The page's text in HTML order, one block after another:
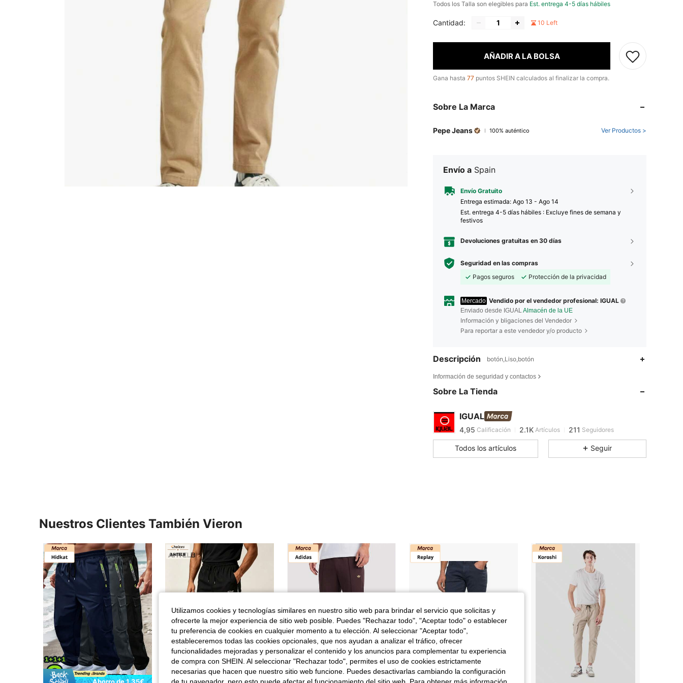
Todos los Talla son elegibles para Est. entrega 4-5 días hábiles
Cantidad: 10 Left
AÑADIR A LA BOLSA
Gana hasta 77 puntos SHEIN calculados al finalizar la compra.
Sobre La Marca
Pepe Jeans 100% auténtico Ver Productos >
Envío a Spain
Envío Gratuito
Entrega estimada: Ago 13 - Ago 14
Est. entrega 4-5 días hábiles : Excluye fines de semana y
festivos
Devoluciones gratuitas en 30 días
Seguridad en las compras
Pagos seguros
Protección de la privacidad
Mercado Vendido por el vendedor profesional: IGUAL
Enviado desde IGUALAlmacén de la UE
Información y bligaciones del Vendedor
Para reportar a este vendedor y/o producto
Descripción botón,Liso,botón
Información de seguridad y contactos
Sobre La Tienda
IGUAL
4,95
4,95 Calificación 2.1K Artículos 211 Seguidores
4,95
4,95
2.1K
211
Todos los artículos Seguir
Nuestros Clientes También Vieron
Utilizamos cookies y tecnologías similares en nuestro sitio web para brindar el servicio que solicitas y
ofrecerte la mejor experiencia de sitio web posible. Puedes "Rechazar todo", "Aceptar todo" o establecer
tu preferencia de cookies en cualquier momento a tu elección. Al seleccionar "Aceptar todo",
estableceremos todas las cookies opcionales, que nos ayudan a analizar el tráfico, ofrecer
funcionalidades mejoradas y personalizar el contenido y los anuncios para complementar tu experiencia
de compra con SHEIN. Al seleccionar "Rechazar todo", permites el uso de cookies estrictamente
necesarias que hacen que nuestro sitio web funcione. Puedes desactivarlas cambiando la configuración
de tu navegador, pero esto puede afectar el funcionamiento del sitio web. Para obtener más información